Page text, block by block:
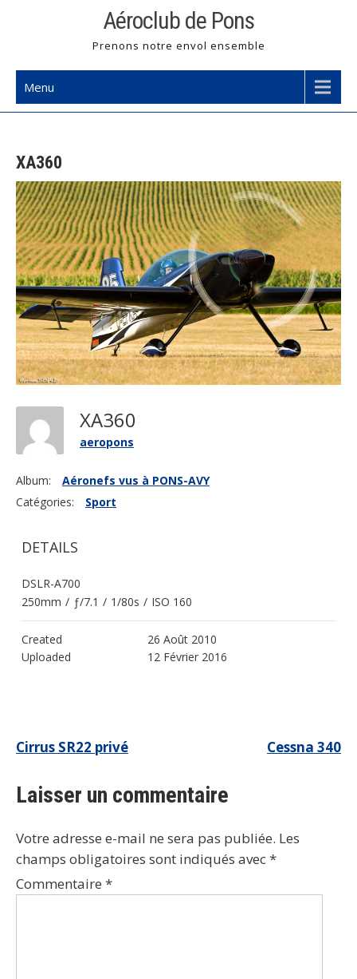
Aéroclub de Pons
Prenons notre envol ensemble
Menu
XA360
XA360
aeropons
Album:
Aéronefs vus à PONS-AVY
Catégories:
Sport
DETAILS
DSLR-A700
250mm / ƒ/7.1 / 1/80s / ISO 160
Created
26 Août 2010
Uploaded
12 Février 2016
Navigation
l’article
Cirrus SR22 privé Cessna 340
Laisser un commentaire
Votre adresse e-mail ne sera pas publiée. Les
champs obligatoires sont indiqués avec*
Commentaire *